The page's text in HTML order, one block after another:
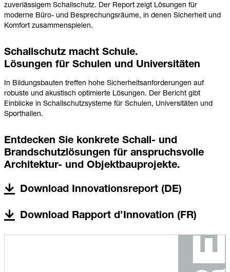
zuverlässigem Schallschutz. Der Report zeigt Lösungen für
moderne Büro- und Besprechungsräume, in denen Sicherheit und
Komfort zusammenspielen.
Schallschutz macht Schule.
Lösungen für Schulen und Universitäten
In Bildungsbauten treffen hohe Sicherheitsanforderungen auf
robuste und akustisch optimierte Lösungen. Der Bericht gibt
Einblicke in Schallschutzsysteme für Schulen, Universitäten und
Sporthallen.
Entdecken Sie konkrete Schall- und
Brandschutzlösungen für anspruchsvolle
Architektur- und Objektbauprojekte.
Download Innovationsreport (DE)
Download Rapport d’Innovation (FR)